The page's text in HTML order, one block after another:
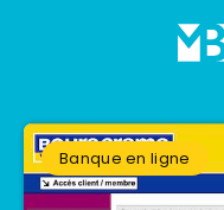
Banque en ligne